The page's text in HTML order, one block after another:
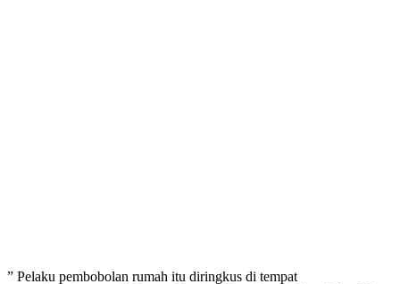
” Pelaku pembobolan rumah itu diringkus di tempat